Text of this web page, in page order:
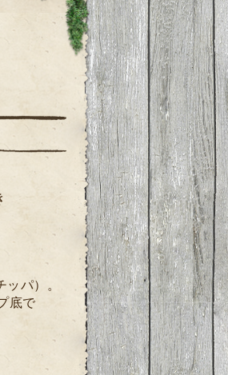
パ）。
底で